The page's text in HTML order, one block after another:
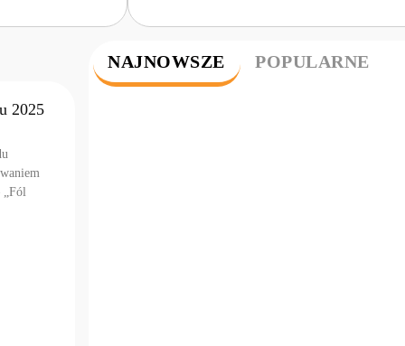
2025
NAJNOWSZE POPULARNE